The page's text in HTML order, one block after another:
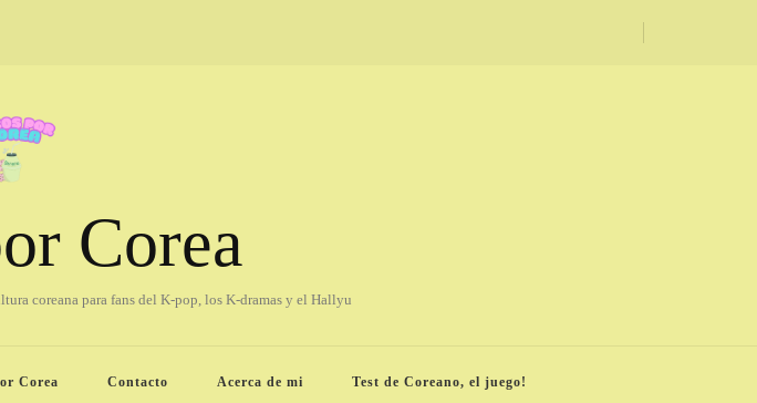
Corea
coreana para fans del K-pop, los K-dramas y el Hallyu
Corea Contacto Acerca de mi Test de Coreano, el juego!